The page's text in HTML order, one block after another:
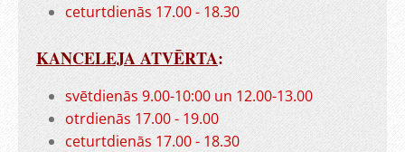
ceturtdienās 17.00 - 18.30
KANCELEJA ATVĒRTA:
svētdienās 9.00-10:00 un 12.00-13.00
otrdienās 17.00 - 19.00
ceturtdienās 17.00 - 18.30